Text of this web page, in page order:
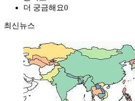
더 궁금해요0
최신뉴스